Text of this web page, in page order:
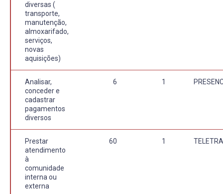
diversas (
transporte,
manutenção,
almoxarifado,
serviços,
novas
aquisições)
Analisar,
conceder e
cadastrar
pagamentos
diversos
6 1
Prestar
atendimento
à
comunidade
interna ou
externa
60 1